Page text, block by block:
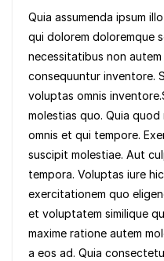
Quia assumenda ipsum
qui dolorem doloremque
necessitatibus non
consequuntur inventore.
voluptas omnis
molestias quo. Quia
omnis et qui tempore.
suscipit molestiae. Aut
tempora. Voluptas iure
exercitationem quo
et voluptatem similique
maxime ratione autem
a eos ad. Quia